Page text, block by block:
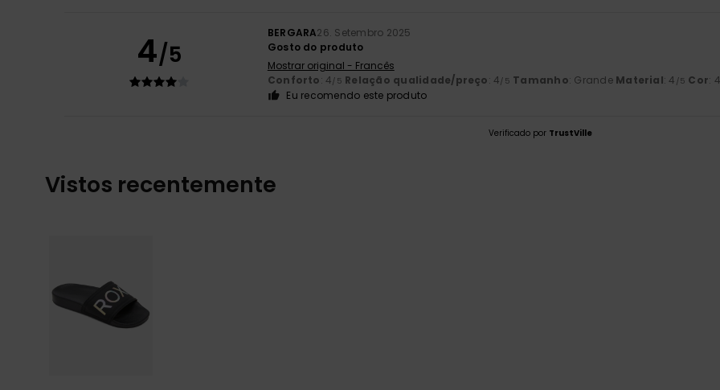
4/5
BERGARA26. Setembro 2025
Gosto do produto
Mostrar original - Francês
Conforto: 4/5 Relação qualidade/preço: 4/5 Tamanho: Grande Material: 4 /5 Cor: 4
Eu recomendo este produto
Verificado por TrustVille
Vistos recentemente